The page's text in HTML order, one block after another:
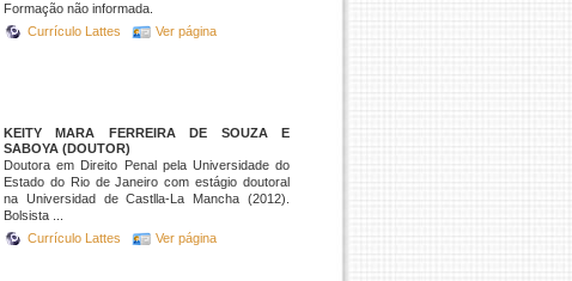
Formação não informada.
Currículo Lattes
Ver página
KEITY MARA FERREIRA DE SOUZA E
SABOYA (DOUTOR)
Doutora em Direito Penal pela Universidade do
Estado do Rio de Janeiro com estágio doutoral
na Universidad de Castlla-La Mancha (2012).
Bolsista ...
Currículo Lattes
Ver página